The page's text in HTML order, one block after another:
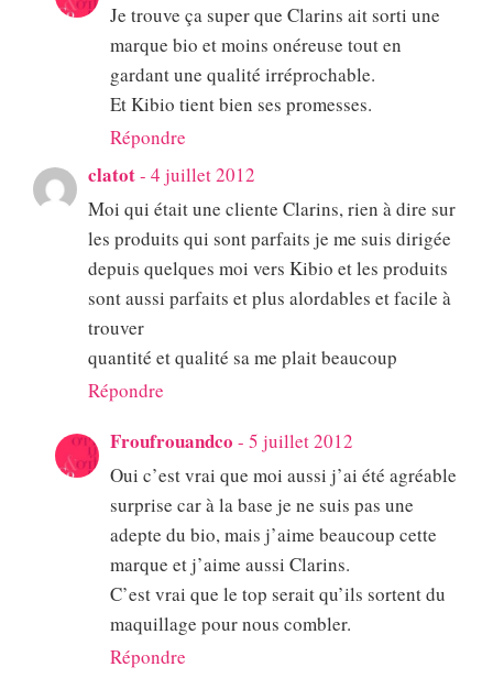
Je trouve ça super que Clarins ait sorti une
marque bio et moins onéreuse tout en
gardant une qualité irréprochable.
Et Kibio tient bien ses promesses.
Répondre
clatot- 4 juillet 2012
Moi qui était une cliente Clarins, rien à dire sur
les produits qui sont parfaits je me suis dirigée
depuis quelques moi vers Kibio et les produits
sont aussi parfaits et plus alordables et facile à
trouver
quantité et qualité sa me plait beaucoup
Répondre
Froufrouandco - 5 juillet 2012
Oui c’est vrai que moi aussi j’ai été agréable
surprise car à la base je ne suis pas une
adepte du bio, mais j’aime beaucoup cette
marque et j’aime aussi Clarins.
C’est vrai que le top serait qu’ils sortent du
maquillage pour nous combler.
Répondre